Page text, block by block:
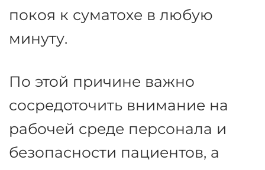
отделении скорой помощи
медицинской помощи
сотрудники часто сталкиваются
с непредсказуемыми
рабочими ситуациями, когда